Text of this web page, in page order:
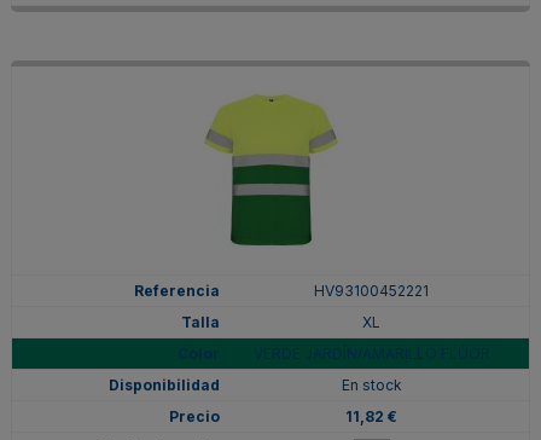
HV93100452221
XL
En stock
11,82 €